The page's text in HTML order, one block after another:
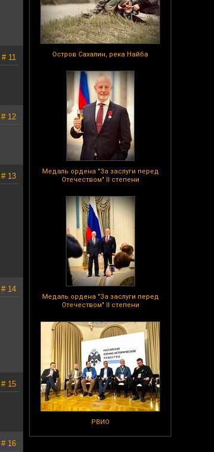
Остров Сахалин, река Найба
Медаль ордена "За заслуги перед
Отечеством" II степени
Медаль ордена "За заслуги перед
Отечеством" II степени
РВИО
# 11
# 12
# 13
# 14
# 15
# 16